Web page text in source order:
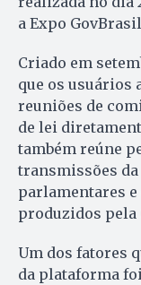
a Expo
Criado em
que os usuários
reuniões de
de lei
também reúne
transmissões
parlamentares
produzidos pela
Um dos fatores
da plataforma